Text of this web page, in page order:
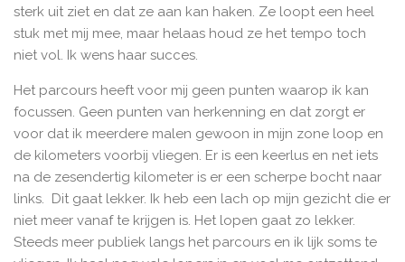
sterk uit ziet en dat ze aan kan haken. Ze loopt een heel
stuk met mij mee, maar helaas houd ze het tempo toch
niet vol. Ik wens haar succes.
Het parcours heeft voor mij geen punten waarop ik kan
focussen. Geen punten van herkenning en dat zorgt er
voor dat ik meerdere malen gewoon in mijn zone loop en
de kilometers voorbij vliegen. Er is een keerlus en net iets
na de zesendertig kilometer is er een scherpe bocht naar
links. Dit gaat lekker. Ik heb een lach op mijn gezicht die er
niet meer vanaf te krijgen is. Het lopen gaat zo lekker.
Steeds meer publiek langs het parcours en ik lijk soms te